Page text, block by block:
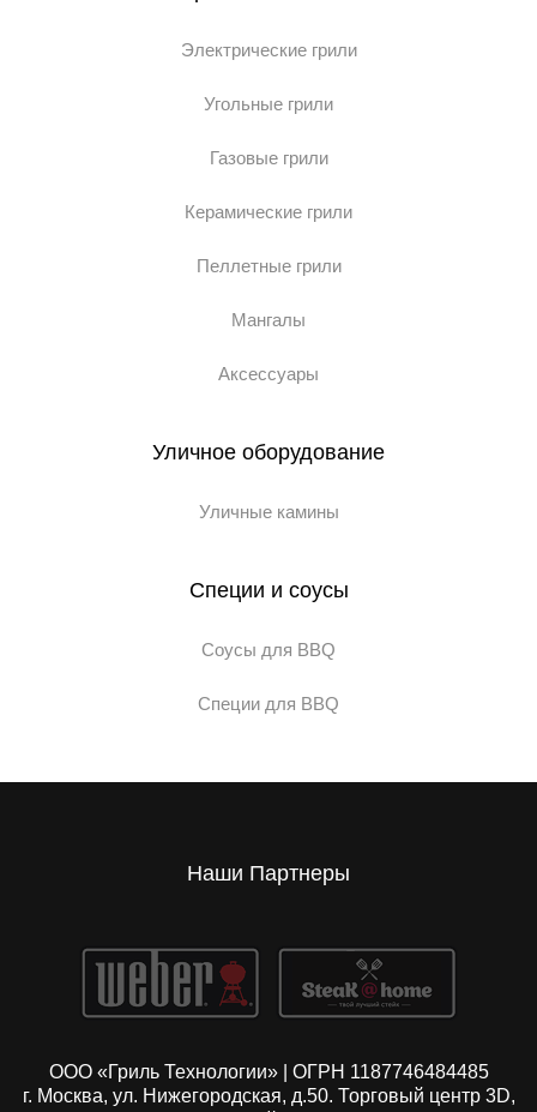
Электрические грили
Угольные грили
Газовые грили
Керамические грили
Пеллетные грили
Мангалы
Аксессуары
Уличное оборудование
Уличные камины
Специи и соусы
Соусы для BBQ
Специи для BBQ
Наши Партнеры
ООО «Гриль Технологии» | ОГРН 1187746484485
г. Москва, ул. Нижегородская, д.50. Торговый центр 3D,